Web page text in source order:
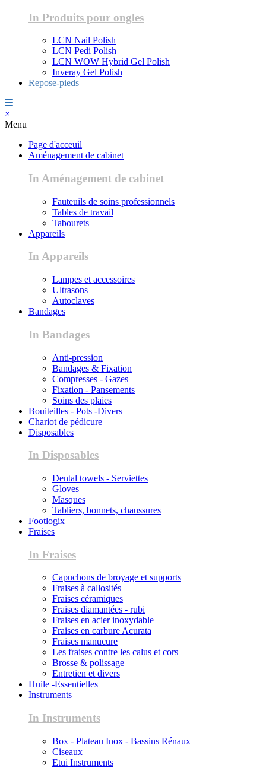
In Produits pour ongles
LCN Nail Polish
LCN Pedi Polish
LCN WOW Hybrid Gel Polish
Inveray Gel Polish
Repose-pieds
×
Menu
Page d'acceuil
Aménagement de cabinet
In Aménagement de cabinet
Fauteuils de soins professionnels
Tables de travail
Tabourets
Appareils
In Appareils
Lampes et accessoires
Ultrasons
Autoclaves
Bandages
In Bandages
Anti-pression
Bandages & Fixation
Compresses - Gazes
Fixation - Pansements
Soins des plaies
Bouiteilles - Pots -Divers
Chariot de pédicure
Disposables
In Disposables
Dental towels - Serviettes
Gloves
Masques
Tabliers, bonnets, chaussures
Footlogix
Fraises
In Fraises
Capuchons de broyage et supports
Fraises à callosités
Fraises céramiques
Fraises diamantées - rubi
Fraises en acier inoxydable
Fraises en carbure Acurata
Fraises manucure
Les fraises contre les calus et cors
Brosse & polissage
Entretien et divers
Huile -Essentielles
Instruments
In Instruments
Box - Plateau Inox - Bassins Rénaux
Ciseaux
Etui Instruments